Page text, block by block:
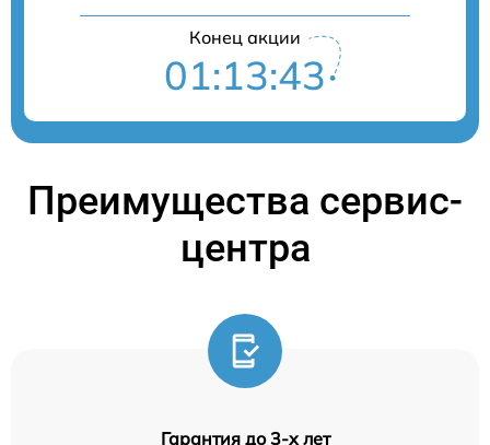
Конец акции
01:13:42
Преимущества сервис-
центра
Гарантия до 3-х лет